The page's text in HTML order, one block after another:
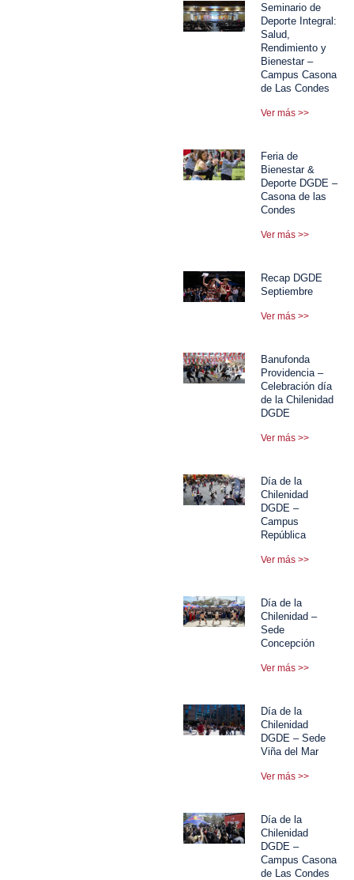
Seminario de
Deporte Integral:
Salud,
Rendimiento y
Bienestar –
Campus Casona
de Las Condes
Ver más >>
Feria de
Bienestar &
Deporte DGDE –
Casona de las
Condes
Ver más >>
Recap DGDE
Septiembre
Ver más >>
Banufonda
Providencia –
Celebración día
de la Chilenidad
DGDE
Ver más >>
Día de la
Chilenidad
DGDE –
Campus
República
Ver más >>
Día de la
Chilenidad –
Sede
Concepción
Ver más >>
Día de la
Chilenidad
DGDE – Sede
Viña del Mar
Ver más >>
Día de la
Chilenidad
DGDE –
Campus Casona
de Las Condes